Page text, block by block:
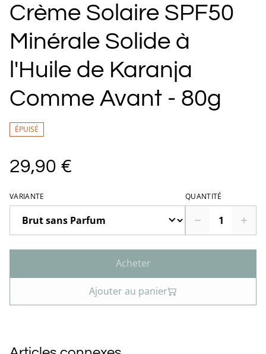
Crème Solaire SPF50
Minérale Solide à
l'Huile de Karanja
Comme Avant - 80g
ÉPUISÉ
29,90 €
VARIANTE QUANTITÉ
Acheter
Ajouter au panier